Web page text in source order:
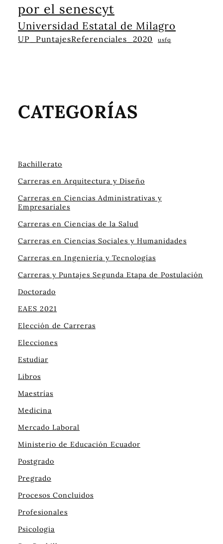
por el senescyt
Universidad Estatal de Milagro
UP_PuntajesReferenciales_2020 usfq
CATEGORÍAS
Bachillerato
Carreras en Arquitectura y Diseño
Carreras en Ciencias Administrativas y
Empresariales
Carreras en Ciencias de la Salud
Carreras en Ciencias Sociales y Humanidades
Carreras en Ingeniería y Tecnologías
Carreras y Puntajes Segunda Etapa de Postulación
Doctorado
EAES 2021
Elección de Carreras
Elecciones
Estudiar
Libros
Maestrías
Medicina
Mercado Laboral
Ministerio de Educación Ecuador
Postgrado
Pregrado
Procesos Concluidos
Profesionales
Psicologia